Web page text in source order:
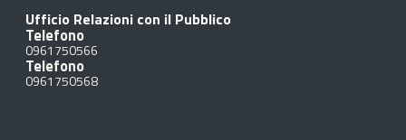
Ufficio Relazioni con il Pubblico
Telefono
0961750566
Telefono
0961750568